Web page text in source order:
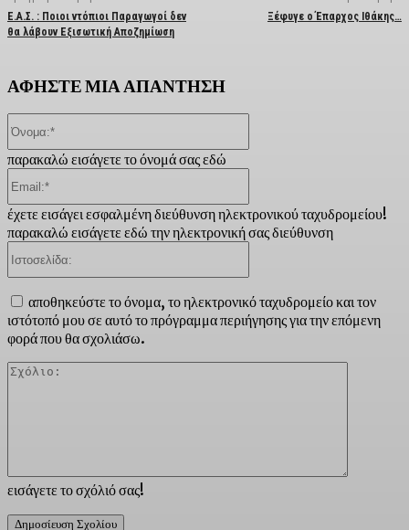
Ε.Α.Σ. : Ποιοι ντόπιοι Παραγωγοί δεν
θα λάβουν Εξισωτική Αποζημίωση
Ξέφυγε ο Έπαρχος Ιθάκης…
ΑΦΗΣΤΕ ΜΙΑ ΑΠΑΝΤΗΣΗ
εισάγετε το σχόλιό σας!
παρακαλώ εισάγετε το όνομά σας εδώ
έχετε εισάγει εσφαλμένη διεύθυνση ηλεκτρονικού ταχυδρομείου!
παρακαλώ εισάγετε εδώ την ηλεκτρονική σας διεύθυνση
αποθηκεύστε το όνομα, το ηλεκτρονικό ταχυδρομείο και τον
ιστότοπό μου σε αυτό το πρόγραμμα περιήγησης για την επόμενη
φορά που θα σχολιάσω.